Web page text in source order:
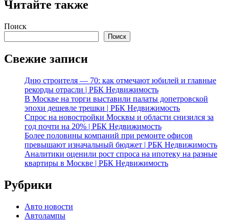
Читайте также
Поиск
Поиск
Свежие записи
Дню строителя — 70: как отмечают юбилей и главные
рекорды отрасли | РБК Недвижимость
В Москве на торги выставили палаты допетровской
эпохи дешевле трешки | РБК Недвижимость
Спрос на новостройки Москвы и области снизился за
год почти на 20% | РБК Недвижимость
Более половины компаний при ремонте офисов
превышают изначальный бюджет | РБК Недвижимость
Аналитики оценили рост спроса на ипотеку на разные
квартиры в Москве | РБК Недвижимость
Рубрики
Авто новости
Автолампы